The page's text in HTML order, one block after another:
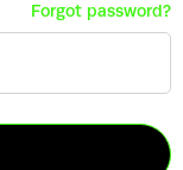
Forgot password?